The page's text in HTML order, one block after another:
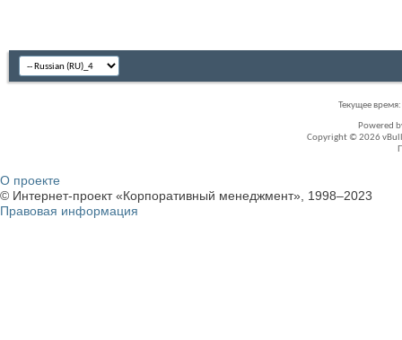
Текущее время:
Powered
Copyright © 2026
О проекте
© Интернет-проект «Корпоративный менеджмент», 1998–2023
Правовая информация